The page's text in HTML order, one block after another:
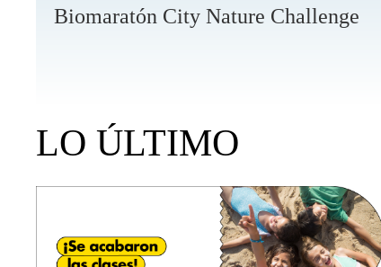
Biomaratón City Nature Challenge
LO ÚLTIMO